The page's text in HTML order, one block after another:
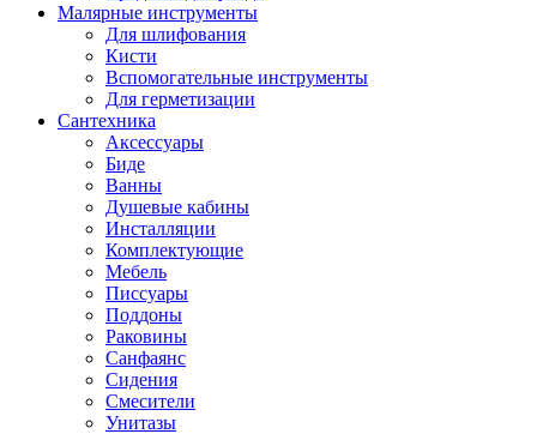
Малярные инструменты
Для шлифования
Кисти
Вспомогательные инструменты
Для герметизации
Сантехника
Аксессуары
Биде
Ванны
Душевые кабины
Инсталляции
Комплектующие
Мебель
Писсуары
Поддоны
Раковины
Санфаянс
Сидения
Смесители
Унитазы